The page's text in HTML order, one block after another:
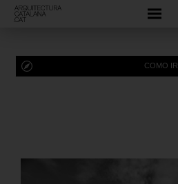
COMO IR